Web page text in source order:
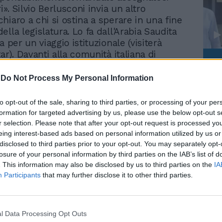
Do Not Process My Personal Information
opt-out of the sale, sharing to third parties, or processing of your
for targeted advertising by us, please use the below opt-out
selection. Please note that after your opt-out request is processed
interest-based ads based on personal information utilized by us
to third parties prior to your opt-out. You may separately
of your personal information by third parties on the IAB’s list of
This information may also be disclosed by us to third parties on the
Participants that may further disclose it to other third parties.
Data Processing Opt Outs
Silvio Berlusconi invia un altro
a chi si ostina a sperare in una fine
legislatura. Lo fa dall'Arabia Saudita
per un viaggio istituzionale (visiterà
Davanti alla comunità italiana di
per affrontare le «emergenze ereditate
il sisma in Abruzzo. «Prima del mio
- ricorda - gli elettori votavano
il programma, gli alleati ed il nome del
consiglio. Noi abbiamo fatto l'opposto:
della politica, che non è solo non
promesse fatte ad elettori».
della crisi economica. «Guardiamo con
futuro - assicura -, nonostante la crisi
si è rivelato il più solido. Inoltre
Rudy Giuliani a Come States?
americana